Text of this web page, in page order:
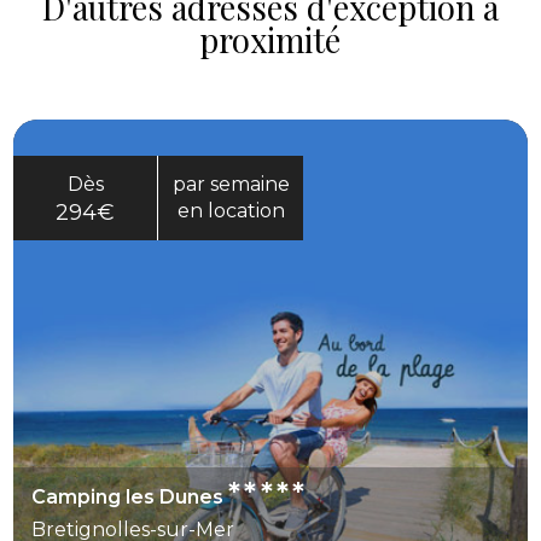
proximité
Dès
294€
par semaine
en location
Camping les Dunes*****
Bretignolles-sur-Mer